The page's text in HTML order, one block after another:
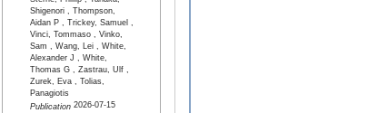
Shigenori , Thompson,
Aidan P , Trickey, Samuel ,
Vinci, Tommaso , Vinko,
Sam , Wang, Lei , White,
Alexander J , White,
Thomas G , Zastrau, Ulf ,
Zurek, Eva , Tolias,
Panagiotis
Publication2026-07-15